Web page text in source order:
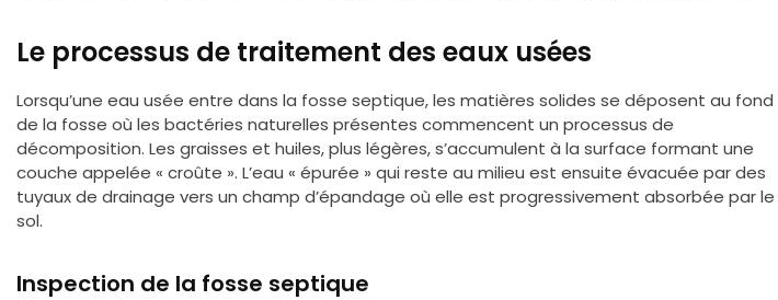
Le processus de traitement des eaux usées
Lorsqu’une eau usée entre dans la fosse septique, les matières solides se déposent au fond
de la fosse où les bactéries naturelles présentes commencent un processus de
décomposition. Les graisses et huiles, plus légères, s’accumulent à la surface formant une
couche appelée « croûte ». L’eau « épurée » qui reste au milieu est ensuite évacuée par des
tuyaux de drainage vers un champ d’épandage où elle est progressivement absorbée par le
sol.
Inspection de la fosse septique